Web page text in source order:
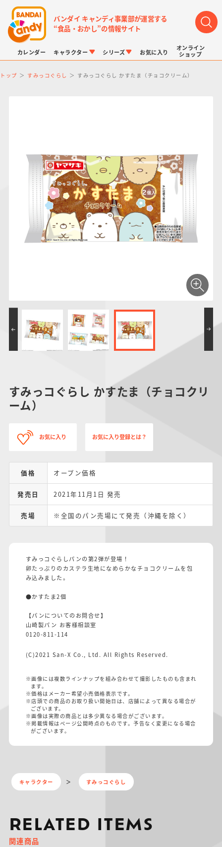
バンダイ キャンディ事業部が運営する
“食品・おかし”の情報サイト
カレンダー キャラクター
仮面ライダーシリー
ズ
PROJECT R.E.D.・
スーパー戦隊シリー
ズ
ガンダムシリーズ
ポケットモンスター
アンパンマン
サンリオキャラクタ
シリーズ
キャラパキ
つりグミ
にふぉるめーしょん
＆スクエアシール
SMPシリーズ
ポケモンスケールワ
ールド
お気に入り
オンライン
ショップ
トップ すみっコぐらし すみっコぐらし かすたま（チョコクリーム）
すみっコぐらし かすたま（チョコクリ
ーム）
お気に入り お気に入り登録とは？
価格 オープン価格
発売日 2021年11月1日 発売
売場 ※全国のパン売場にて発売（沖縄を除く）
すみっコぐらしパンの第2弾が登場！
卵たっぷりのカステラ生地になめらかなチョコクリームを包
み込みました。
●かすたま2個
【パンについてのお問合せ】
山崎製パン お客様相談室
0120-811-114
(C)2021 San-X Co., Ltd. All Rights Reserved.
※画像には複数ラインナップを組み合わせて撮影したものも含まれ
ます。
※価格はメーカー希望小売価格表示です。
※店頭での商品のお取り扱い開始日は、店舗によって異なる場合が
ございます。
※画像は実際の商品とは多少異なる場合がございます。
※掲載情報はページ公開時点のものです。予告なく変更になる場合
がございます。
キャラクター すみっコぐらし
RELATED ITEMS
関連商品